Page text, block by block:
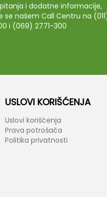
i dodatne informacije,
se našem Call Centru na
i (069) 2771-300
USLOVI KORIŠĆENJA
Uslovi korišćenja
Prava potrošača
Politika privatnosti